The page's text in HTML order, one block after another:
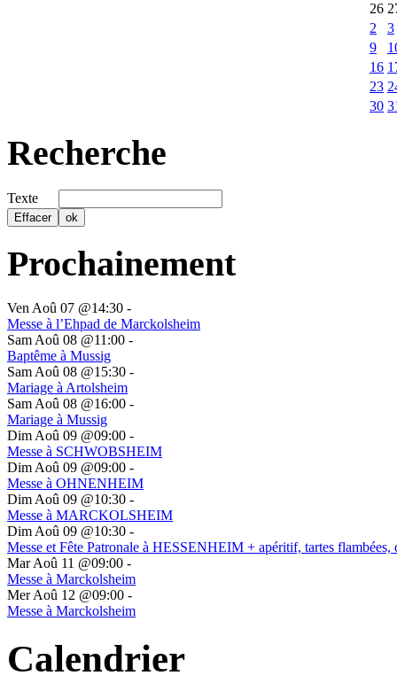
26
2
3
9
16
23
30
Recherche
Texte
Prochainement
Ven Aoû 07 @14:30 -
Messe à l’Ehpad de Marckolsheim
Sam Aoû 08 @11:00 -
Baptême à Mussig
Sam Aoû 08 @15:30 -
Mariage à Artolsheim
Sam Aoû 08 @16:00 -
Mariage à Mussig
Dim Aoû 09 @09:00 -
Messe à SCHWOBSHEIM
Dim Aoû 09 @09:00 -
Messe à OHNENHEIM
Dim Aoû 09 @10:30 -
Messe à MARCKOLSHEIM
Dim Aoû 09 @10:30 -
Messe et Fête Patronale à HESSENHEIM + apéritif, tartes flambées,
Mar Aoû 11 @09:00 -
Messe à Marckolsheim
Mer Aoû 12 @09:00 -
Messe à Marckolsheim
Calendrier